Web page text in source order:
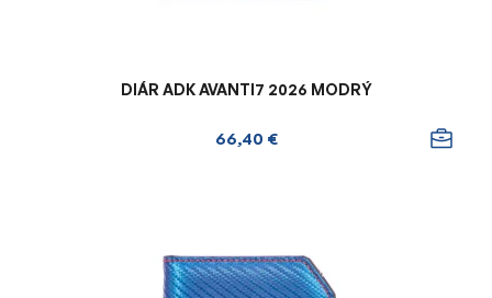
DIÁR ADK AVANTI7 2026 MODRÝ
66,40 €